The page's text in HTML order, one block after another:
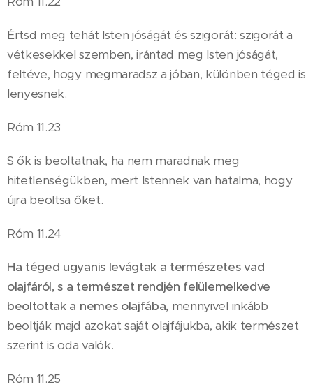
Értsd meg tehát Isten jóságát és szigorát: szigorát a
vétkesekkel szemben, irántad meg Isten jóságát,
feltéve, hogy megmaradsz a jóban, különben téged is
lenyesnek.
Róm 11.23
S ők is beoltatnak, ha nem maradnak meg
hitetlenségükben, mert Istennek van hatalma, hogy
újra beoltsa őket.
Róm 11.24
Ha téged ugyanis levágtak a természetes vad
olajfáról, s a természet rendjén felülemelkedve
beoltottak a nemes olajfába, mennyivel inkább
beoltják majd azokat saját olajfájukba, akik természet
szerint is oda valók.
Róm 11.25